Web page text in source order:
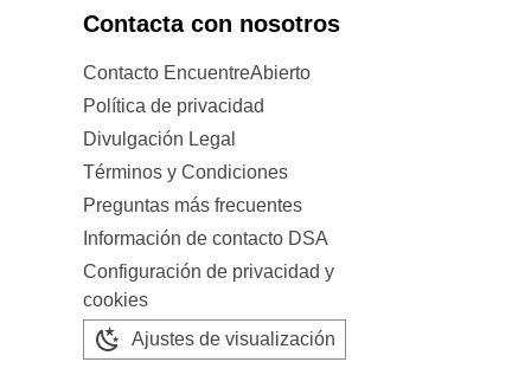
Contacta con nosotros
Contacto EncuentreAbierto
Política de privacidad
Divulgación Legal
Términos y Condiciones
Preguntas más frecuentes
Información de contacto DSA
Configuración de privacidad y
cookies
Ajustes de visualización